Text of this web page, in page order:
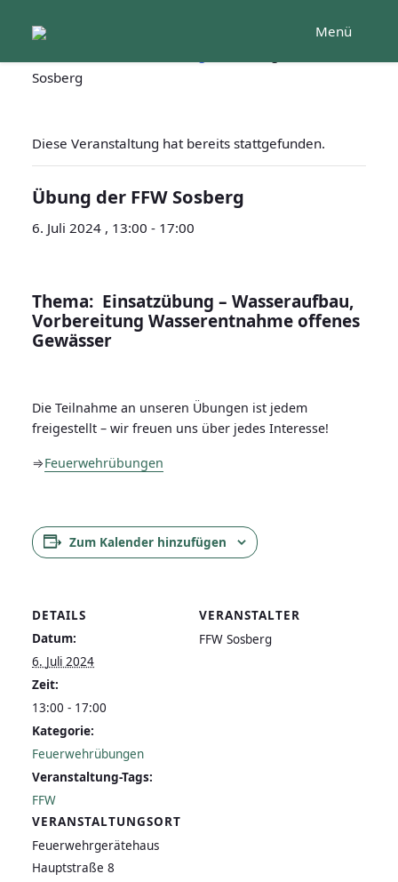
Inhalt
Menü
Sosberg
Diese Veranstaltung hat bereits stattgefunden.
Übung der FFW Sosberg
6. Juli 2024 , 13:00 - 17:00
Thema: Einsatzübung – Wasseraufbau,
Vorbereitung Wasserentnahme offenes
Gewässer
Die Teilnahme an unseren Übungen ist jedem
freigestellt – wir freuen uns über jedes Interesse!
⇒Feuerwehrübungen
Zum Kalender hinzufügen
DETAILS
Datum:
6. Juli 2024
Zeit:
13:00 - 17:00
Kategorie:
Feuerwehrübungen
Veranstaltung-Tags:
FFW
VERANSTALTUNGSORT
Feuerwehrgerätehaus
Hauptstraße 8
VERANSTALTER
FFW Sosberg